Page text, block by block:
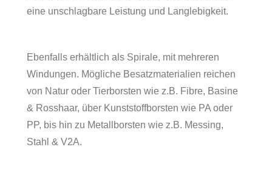
eine unschlagbare Leistung und Langlebigkeit.
Ebenfalls erhältlich als Spirale, mit mehreren
Windungen. Mögliche Besatzmaterialien reichen
von Natur oder Tierborsten wie z.B. Fibre, Basine
& Rosshaar, über Kunststoffborsten wie PA oder
PP, bis hin zu Metallborsten wie z.B. Messing,
Stahl & V2A.